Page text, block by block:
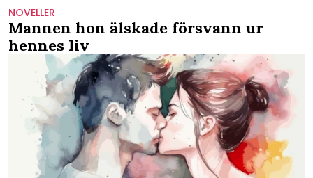
NOVELLER
Mannen hon älskade försvann ur
hennes liv